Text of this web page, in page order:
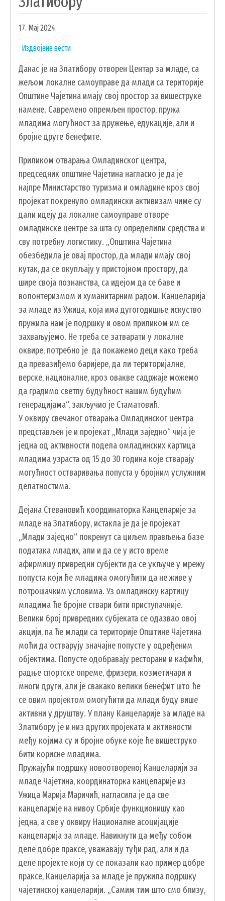
УДРУЖЕЊА И НВО
ЛОКАЛНА САМОУПРАВА
ПРЕДСЕДНИК
ОПШТИНСКО ВЕЋЕ
ОПШТИНСКА УПРАВА
ОПШТИНСКО ПРАВОБРАНИЛАШТВО
МЕСНЕ ЗАЈЕДНИЦЕ
КОМУНАЛНА МИЛИЦИЈА ОПШТИНЕ
ЧАЈЕТИНА
ИНТЕРНА РЕВИЗИЈА
УСЛУГЕ
ПОРТАЛ Е-УПРАВА
ВОДИЧ КРОЗ ЛОКАЛНУ УПРАВУ
ПИСАРНИЦА
ВИРТУЕЛНИ МАТИЧАР
КОНКУРСИ, ПОЗИВИ, ОБАВЕШТЕЊА
ПОДНОШЕЊЕ ЗАХТЕВА УРБАНИЗАМ
ГИС ЧАЈЕТИНА
ПОСТАВИТЕ НАМ ПИТАЊЕ
ДОКУМЕНТА
КОНТАКТИ
ЗАПОСЛЕНИ У ОПШТИНСКОЈ УПРАВИ
ВАЖНИ ТЕЛЕФОНИ
ПОСТАВИТЕ ПИТАЊЕ
SEARCH
FORM
ПРЕТРАЖИ
17. Мај 2024.
Издвојене вести
Данас је на Златибору отворен Центар за младе, са
жељом локалне самоуправе да млади са територије
Општине Чајетина имају свој простор за вишеструке
намене. Савремено опремљен простор, пружа
младима могућност за дружење, едукације, али и
бројне друге бенефите.
Приликом отварања Омладинског центра,
председник општине Чајетина нагласио је да је
најпре Министарство туризма и омладине кроз свој
пројекат покренуло омладински активизам чиме су
дали идеју да локалне самоуправе отворе
омладинске центре за шта су определили средства и
сву потребну логистику. „Општина Чајетина
обезбедила је овај простор, да млади имају свој
кутак, да се окупљају у пристојном простору, да
шире своја познанства, са идејом да се баве и
волонтеризмом и хуманитарним радом. Канцеларија
за младе из Ужица, која има дугогодишње искуство
пружила нам је подршку и овом приликом им се
захваљујемо. Не треба се затварати у локалне
оквире, потребно је да покажемо деци како треба
да превазиђемо баријере, да ли територијалне,
верске, националне, кроз овакве садржаје можемо
да градимо светлу будућност нашим будућим
генерацијама“, закључио је Стаматовић.
У оквиру свечаног отварања Омладинског центра
представљен је и пројекат „Млади заједно“ чија је
једна од активности подела омладинских картица
младима узраста од 15 до 30 година које стварају
могућност остваривања попуста у бројним услужним
делатностима.
Дејана Стевановић координаторка Канцеларије за
младе на Златибору, истакла је да је пројекат
„Млади заједно“ покренут са циљем прављења базе
података младих, али и да се у исто време
афирмишу привредни субјекти да се укључе у мрежу
попуста који ће младима омогућити да не живе у
потрошачким условима. Уз омладинску картицу
младима ће бројне ствари бити приступачније.
Велики број привредних субјеката се одазвао овој
акцији, па ће млади са територије Општине Чајетина
моћи да остварују значајне попусте у одређеним
објектима. Попусте одобравају ресторани и кафићи,
радње спортске опреме, фризери, козметичари и
многи други, али је свакако велики бенефит што ће
се овим пројектом омогућити да млади буду више
активни у друштву. У плану Канцеларије за младе на
Златибору је и низ других пројеката и активности
међу којима су и бројне обуке које ће вишеструко
бити корисне младима.
Пружајући подршку новоотвореној Канцеларији за
младе Чајетина, координаторка канцеларије из
Ужица Марија Маричић, нагласила је да све
канцеларије на нивоу Србије функционишу као
једна, а све у оквиру Националне асоцијације
канцеларија за младе. Навикнути да међу собом
деле добре праксе, уважавају туђи рад, али и да
деле пројекте који су се показали као пример добре
праксе, Канцеларија за младе је пружила подршку
чајетинској канцеларији. „Самим тим што смо близу,